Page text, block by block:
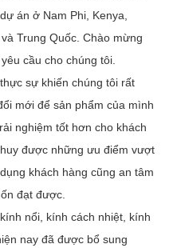
án ở Nam Phi, Kenya,
Trung Quốc. Chào mừng
cầu cho chúng tôi.
sự khiến chúng tôi rất
mới để sản phẩm của mình
nghiệm tốt hơn cho khách
được những ưu điểm vượt
khách hàng cũng an tâm
đạt được.
nổi, kính cách nhiệt, kính
nay đã được bổ sung